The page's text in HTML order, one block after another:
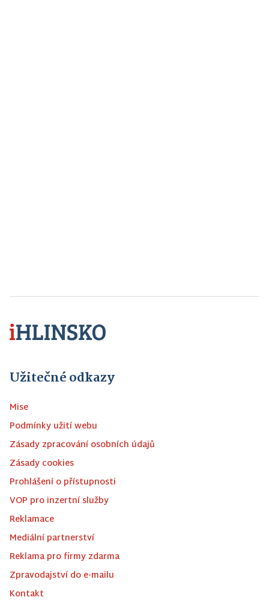
Užitečné odkazy
Mise
Podmínky užití webu
Zásady zpracování osobních údajů
Zásady cookies
Prohlášení o přístupnosti
VOP pro inzertní služby
Reklamace
Mediální partnerství
Reklama pro firmy zdarma
Zpravodajství do e-mailu
Kontakt